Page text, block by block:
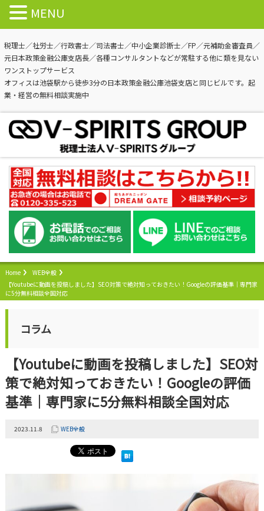
税理士／社労士／行政書士／司法書士／中小企業診断士／FP／元補助金審査員／
元日本政策金融公庫支店長／各種コンサルタントなどが常駐する他に類を見ない
ワンストップサービス
オフィスは池袋駅から徒歩3分の日本政策金融公庫池袋支店と同じビルです。起
業・経営の無料相談実施中
Home
WEB全般
【Youtubeに動画を投稿しました】SEO対策で絶対知っておきたい！Googleの評価基準｜専門家
に5分無料相談全国対応
コラム
【Youtubeに動画を投稿しました】SEO対
策で絶対知っておきたい！Googleの評価
基準｜専門家に5分無料相談全国対応
2023.11.8 WEB全般
MENU